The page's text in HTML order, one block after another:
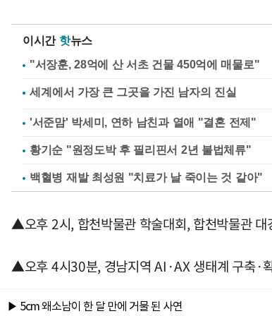
이시간 핫뉴스
"서장훈, 28억에 산 서초 건물 450억에 매물로"
'서준맘' 박세미, 연하 남친과 열애 "결혼 전제"
황기순 "원정도박 후 필리핀서 2년 불법체류"
백혈병 재발 최성원 "치료가 날 죽이는 것 같아"
▲오후 2시, 합천박물관 학술대회, 합천박물관 대
▲오후 4시30분, 경남지역 AI·AX 생태계 구축·